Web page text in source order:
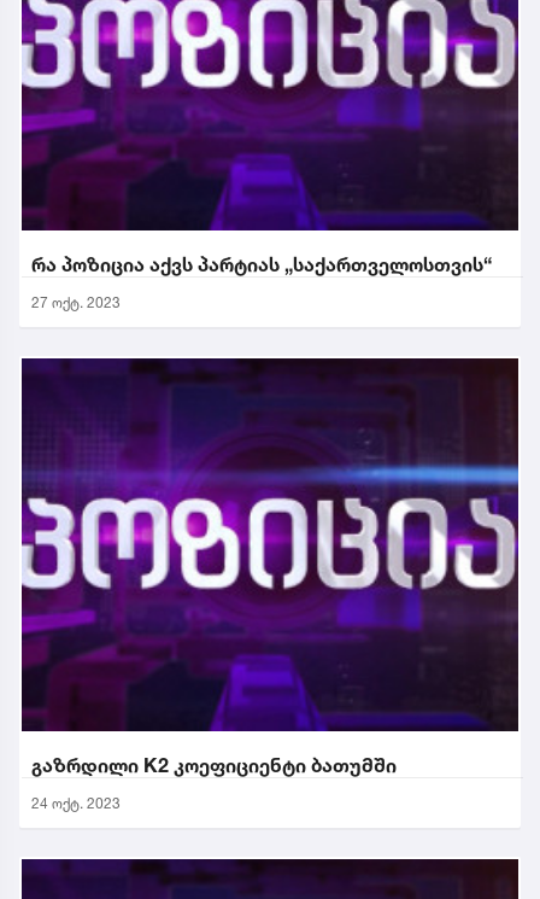
რა პოზიცია აქვს პარტიას „საქართველოსთვის“
27 ოქტ. 2023
გაზრდილი K2 კოეფიციენტი ბათუმში
24 ოქტ. 2023